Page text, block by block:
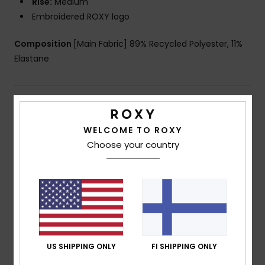
Embroidered ROXY logo
Composition [Main Fabric] 89% Recycled Polyester, 11%
Elastane
Shipping & Returns
Customer Reviews
Average Score
4.0
WELCOME TO ROXY
Choose your country
US SHIPPING ONLY FI SHIPPING ONLY